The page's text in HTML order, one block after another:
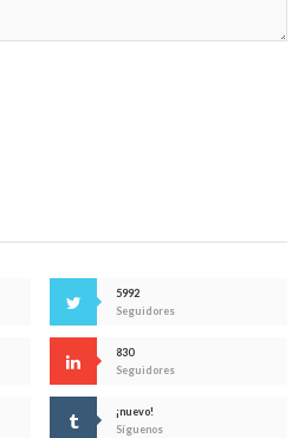
5992
Seguidores
830
Seguidores
¡nuevo!
Síguenos